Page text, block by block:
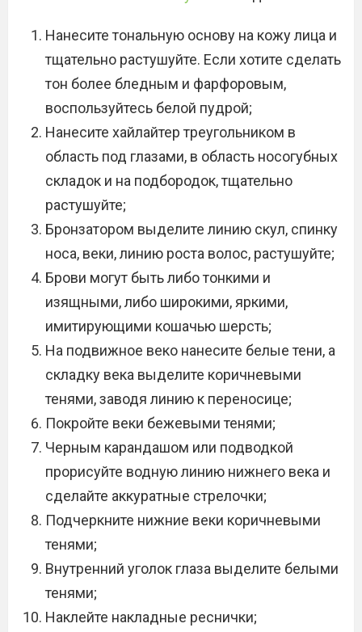
Нанесите тональную основу на кожу лица и
тщательно растушуйте. Если хотите сделать
тон более бледным и фарфоровым,
воспользуйтесь белой пудрой;
Нанесите хайлайтер треугольником в
область под глазами, в область носогубных
складок и на подбородок, тщательно
растушуйте;
Бронзатором выделите линию скул, спинку
носа, веки, линию роста волос, растушуйте;
Брови могут быть либо тонкими и
изящными, либо широкими, яркими,
имитирующими кошачью шерсть;
На подвижное веко нанесите белые тени, а
складку века выделите коричневыми
тенями, заводя линию к переносице;
Покройте веки бежевыми тенями;
Черным карандашом или подводкой
прорисуйте водную линию нижнего века и
сделайте аккуратные стрелочки;
Подчеркните нижние веки коричневыми
тенями;
Внутренний уголок глаза выделите белыми
тенями;
Наклейте накладные реснички;